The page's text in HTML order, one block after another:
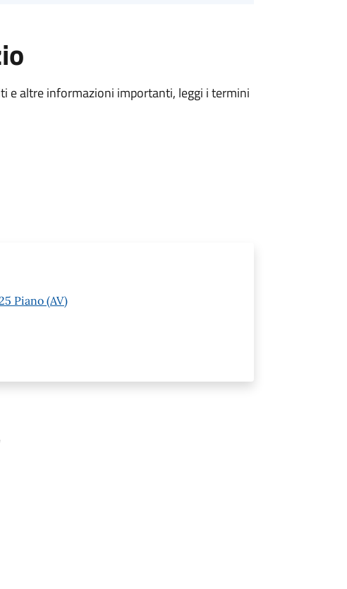
e altre informazioni importanti, leggi i termini
Piano (AV)